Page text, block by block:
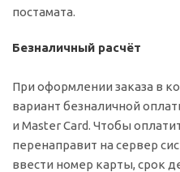
постамата.
Безналичный расчёт
При оформлении заказа в
вариант безналичной
и Master Card. Чтобы
перенаправит на сервер
ввести номер карты, срок